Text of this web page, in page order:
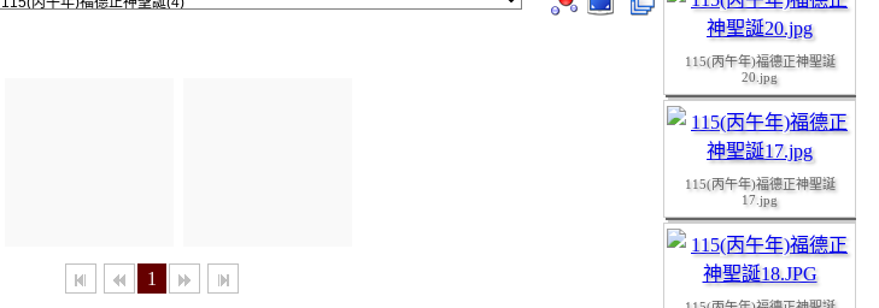
1
115(丙午年)福德正神聖誕
20.jpg
115(丙午年)福德正神聖誕
17.jpg
115(丙午年)福德正神聖誕